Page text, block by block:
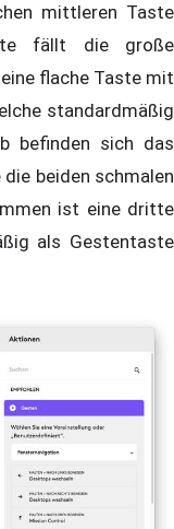
mittleren Taste
fällt die große
flache Taste mit
standardmäßig
befinden sich das
beiden schmalen
ist eine dritte
als Gestentaste